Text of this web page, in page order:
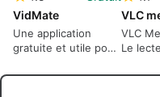
VidMate
Une application
gratuite et utile pour
n'importe quelle
VLC
VLC
Le